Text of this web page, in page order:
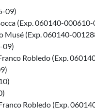
09)
(Exp. 060140-000610-
Musé (Exp. 060140-
09)
Robledo (Exp.
Robledo (Exp.